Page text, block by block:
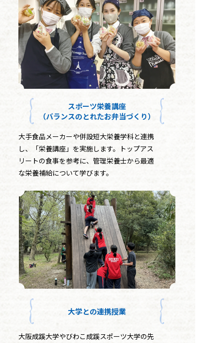
スポーツ栄養講座
（バランスのとれたお弁当づくり）
大手食品メーカーや併設短大栄養学科と連携
し、「栄養講座」を実施します。トップアス
リートの食事を参考に、管理栄養士から最適
な栄養補給について学びます。
大学との連携授業
大阪成蹊大学やびわこ成蹊スポーツ大学の先